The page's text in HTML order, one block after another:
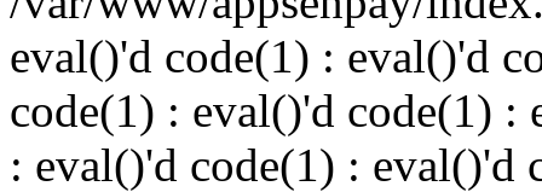
eval()'d code(1) : eval()'d
code(1) : eval()'d code(1) :
: eval()'d code(1) : eval()'d